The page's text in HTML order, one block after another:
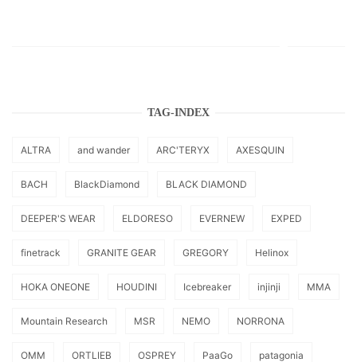
TAG-INDEX
ALTRA and wander ARC'TERYX AXESQUIN
BACH BlackDiamond BLACK DIAMOND
DEEPER'S WEAR ELDORESO EVERNEW EXPED
finetrack GRANITE GEAR GREGORY Helinox
HOKA ONEONE HOUDINI Icebreaker injinji MMA
Mountain Research MSR NEMO NORRONA
OMM ORTLIEB OSPREY PaaGo patagonia